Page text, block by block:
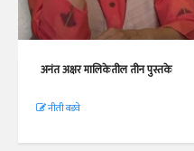
अनंत अक्षर मालिकेतील तीन पुस्तके
नीती बडवे